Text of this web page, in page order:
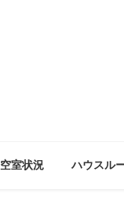
空室状況 ハウスル